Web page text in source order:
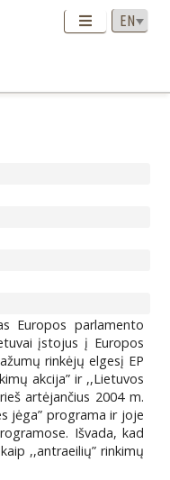
Europos parlamento
įstojus į Europos
rinkėjų elgesį EP
akcija” ir ,,Lietuvos
artėjančius 2004 m.
jėga” programa ir joje
Išvada, kad
,,antraeilių” rinkimų